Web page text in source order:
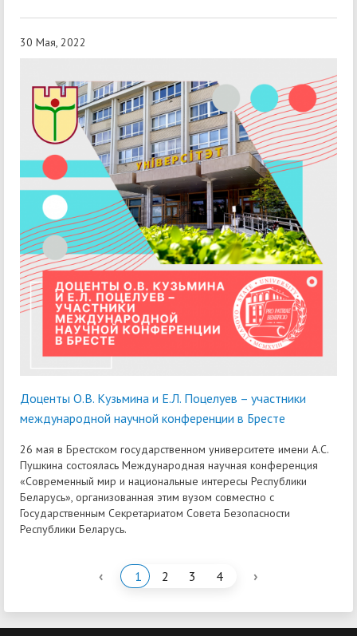
30 Мая, 2022
Доценты О.В. Кузьмина и Е.Л. Поцелуев – участники
международной научной конференции в Бресте
26 мая в Брестском государственном университете имени А.С.
Пушкина состоялась Международная научная конференция
«Современный мир и национальные интересы Республики
Беларусь», организованная этим вузом совместно с
Государственным Секретариатом Совета Безопасности
Республики Беларусь.
‹ 1 2 3 4 ›